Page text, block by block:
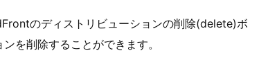
のディストリビューションの削除(delete)ボ
を削除することができます。